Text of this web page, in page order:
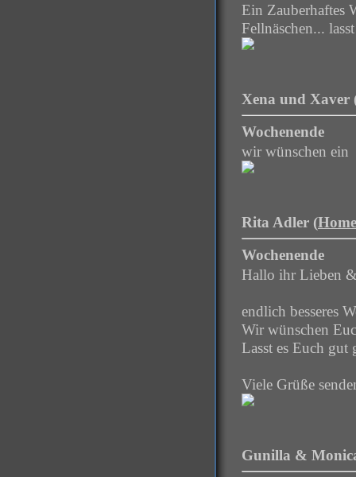
Ein Zauberhaftes
Fellnäschen...
Xena und Xaver
Wochenende
wir wünschen ein
Rita Adler (
Wochenende
Hallo ihr Lieben
endlich besseres
Wir wünschen
Lasst es Euch gut
Viele Grüße
Gunilla &